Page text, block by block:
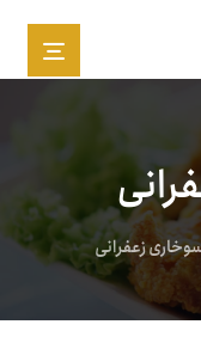
زعفرانی